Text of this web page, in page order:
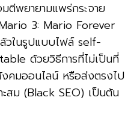
พยายามแพร่กระจาย
3: Mario Forever
วในรูปแบบไฟล์ self-
ด้วยวิธีการที่ไม่เป็นที่
คมออนไลน์ หรือส่งตรงไป
ะสม (Black SEO) เป็นต้น